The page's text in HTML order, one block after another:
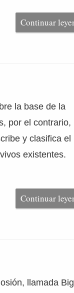
Continuar
la base de la
por el contrario,
y clasifica el
existentes.
Continuar
llamada Big